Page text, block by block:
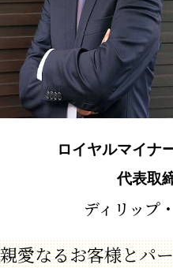
ロイヤルマイナ
代表取
ディリップ
親愛なるお客様とパ